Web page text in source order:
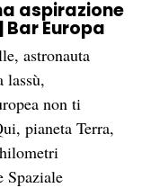
aspirazione
Europa
astronauta
lassù,
non ti
pianeta Terra,
Spaziale